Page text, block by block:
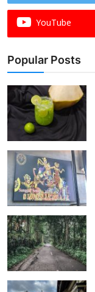
YouTube
Popular Posts